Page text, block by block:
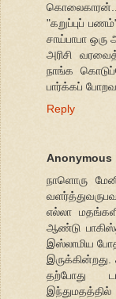
"கறுப்புப்
சாய்பாபா
அரிசி
நாங்க
பார்க்கப்
Reply
Anonymous
நாளொரு
எல்லா
ஆண்டு
இஸ்லாமிய
தற்போது